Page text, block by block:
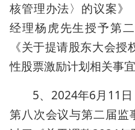
核管理办法〉的议案》
经理杨虎先生授予第
《关于提请股东大会
性股票激励计划相关事宜
5、2024年6月11
第八次会议与第二届监